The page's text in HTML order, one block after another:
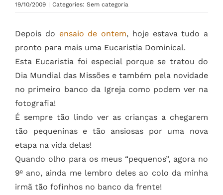
19/10/2009 | Categories: Sem categoria
Depois do ensaio de ontem, hoje estava tudo a
pronto para mais uma Eucaristia Dominical.
Esta Eucaristia foi especial porque se tratou do
Dia Mundial das Missões e também pela novidade
no primeiro banco da Igreja como podem ver na
fotografia!
É sempre tão lindo ver as crianças a chegarem
tão pequeninas e tão ansiosas por uma nova
etapa na vida delas!
Quando olho para os meus “pequenos”, agora no
9º ano, ainda me lembro deles ao colo da minha
irmã tão fofinhos no banco da frente!